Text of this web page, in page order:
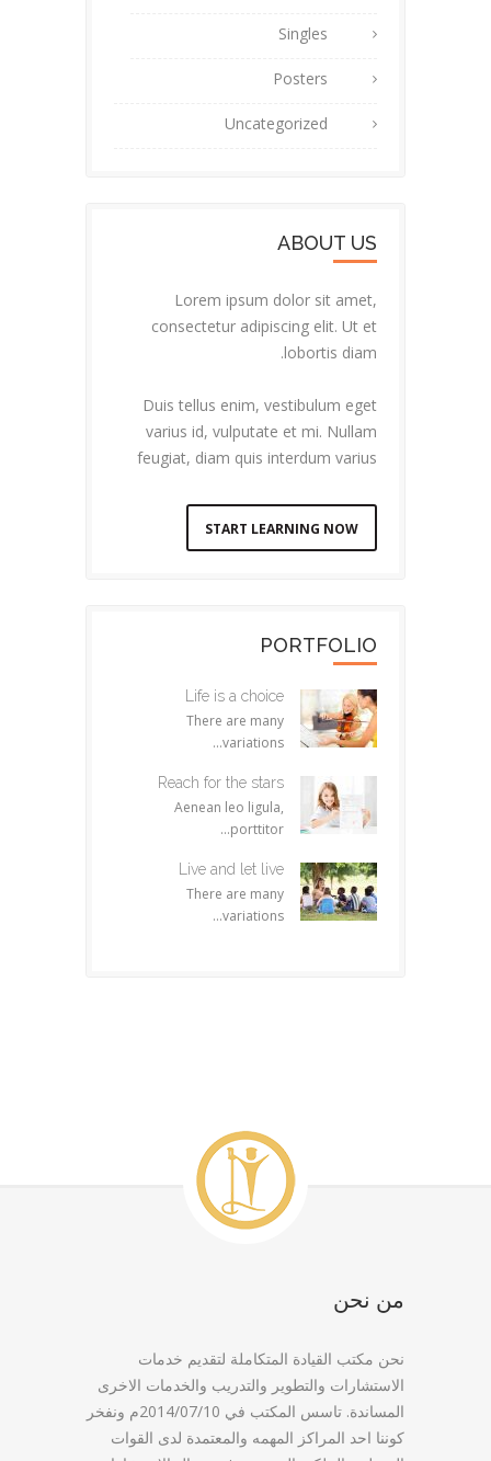
Singles
Posters
Uncategorized
ABOUT US
Lorem ipsum dolor sit amet,
consectetur adipiscing elit. Ut et
lobortis diam.
Duis tellus enim, vestibulum eget
varius id, vulputate et mi. Nullam
feugiat, diam quis interdum varius
START LEARNING NOW
PORTFOLIO
Life is a choice
There are many
variations...
Reach for the stars
Aenean leo ligula,
porttitor...
Live and let live
There are many
variations...
من نحن
نحن مكتب القيادة المتكاملة لتقديم خدمات
الاستشارات والتطوير والتدريب والخدمات الاخرى
المساندة. تاسس المكتب في 2014/07/10م ونفخر
كوننا احد المراكز المهمه والمعتمدة لدى القوات